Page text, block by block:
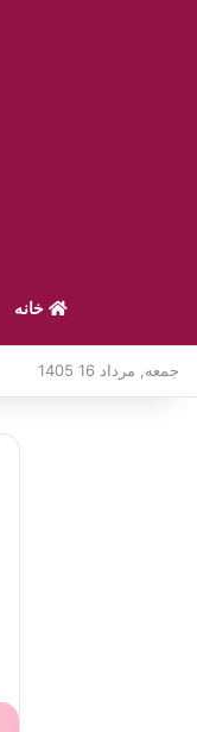
خانه
جمعه, مرداد 16 1405